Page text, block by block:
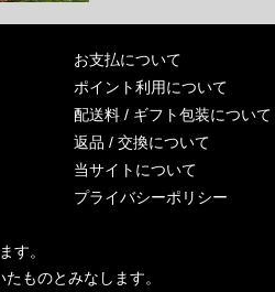
お支払について
ポイント利用について
配送料 / ギフト包装について
返品 / 交換について
当サイトについて
プライバシーポリシー
お問い合わせ
す。
ものとみなします。